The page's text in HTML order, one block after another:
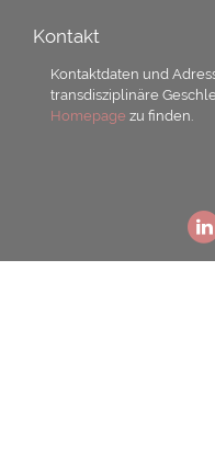
Kontakt
Kontaktdaten und
transdisziplinäre
Homepagezu finden.